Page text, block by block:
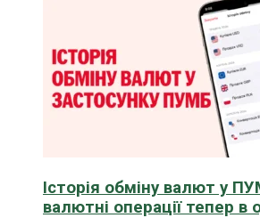
Історія обміну валют у
валютні операції тепер в